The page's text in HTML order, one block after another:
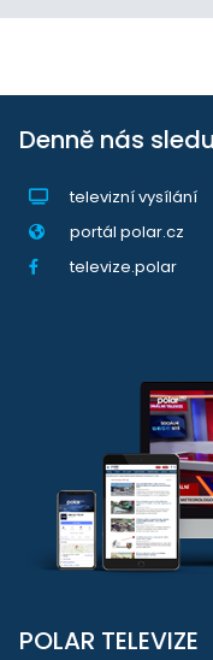
Denně nás
televizní vysílání
portál polar.cz
televize.polar
POLAR TELEVIZE